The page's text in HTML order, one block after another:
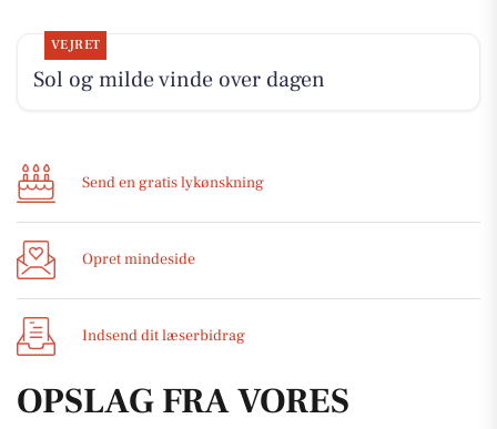
VEJRET
Sol og milde vinde over dagen
Send en gratis lykønskning
Opret mindeside
Indsend dit læserbidrag
OPSLAG FRA VORES